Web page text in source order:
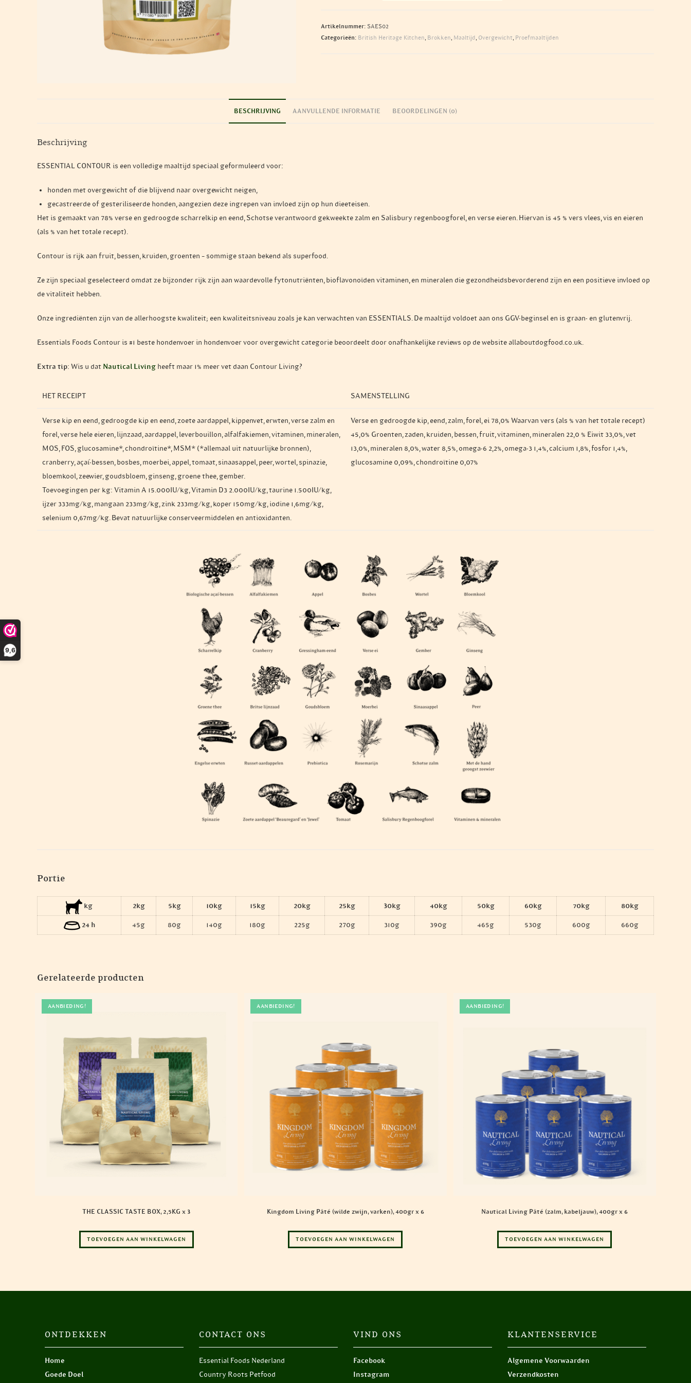
9,6
Artikelnummer: SAES02
Categorieën: British Heritage Kitchen, Brokken, Maaltijd, Overgewicht, Proefmaaltijden
BESCHRIJVING AANVULLENDE INFORMATIE BEOORDELINGEN (0)
Beschrijving
ESSENTIAL CONTOUR is een volledige maaltijd speciaal geformuleerd voor:
honden met overgewicht of die blijvend naar overgewicht neigen,
gecastreerde of gesteriliseerde honden, aangezien deze ingrepen van invloed zijn op hun dieeteisen.
Het is gemaakt van 78% verse en gedroogde scharrelkip en eend, Schotse verantwoord gekweekte zalm en Salisbury regenboogforel, en verse eieren. Hiervan is 45 % vers vlees, vis en eieren
(als % van het totale recept).
Contour is rijk aan fruit, bessen, kruiden, groenten – sommige staan bekend als superfood.
Ze zijn speciaal geselecteerd omdat ze bijzonder rijk zijn aan waardevolle fytonutriënten, bioflavonoïden vitaminen, en mineralen die gezondheidsbevorderend zijn en een positieve invloed op
de vitaliteit hebben.
Onze ingrediënten zijn van de allerhoogste kwaliteit; een kwaliteitsniveau zoals je kan verwachten van ESSENTIALS. De maaltijd voldoet aan ons GGV-beginsel en is graan- en glutenvrij.
Essentials Foods Contour is #1 beste hondenvoer in hondenvoer voor overgewicht categorie beoordeelt door onafhankelijke reviews op de website allaboutdogfood.co.uk.
Extra tip: Wis u dat Nautical Living heeft maar 1% meer vet daan Contour Living?
HET RECEIPT SAMENSTELLING
Verse kip en eend, gedroogde kip en eend, zoete aardappel, kippenvet, erwten, verse zalm en
forel, verse hele eieren, lijnzaad, aardappel, leverbouillon, alfalfakiemen, vitaminen, mineralen,
MOS, FOS, glucosamine*, chondroïtine*, MSM* (*allemaal uit natuurlijke bronnen),
cranberry, açaí-bessen, bosbes, moerbei, appel, tomaat, sinaasappel, peer, wortel, spinazie,
bloemkool, zeewier, goudsbloem, ginseng, groene thee, gember.
Toevoegingen per kg: Vitamin A 15.000IU/kg, Vitamin D3 2.000IU/kg, taurine 1.500IU/kg,
ijzer 333mg/kg, mangaan 233mg/kg, zink 233mg/kg, koper 150mg/kg, iodine 1,6mg/kg,
selenium 0,67mg/kg. Bevat natuurlijke conserveermiddelen en antioxidanten.
Verse en gedroogde kip, eend, zalm, forel, ei 78,0% Waarvan vers (als % van het totale recept)
45,0% Groenten, zaden, kruiden, bessen, fruit, vitaminen, mineralen 22,0 % Eiwit 33,0%, vet
13,0%, mineralen 8,0%, water 8,5%, omega-6 2,2%, omega-3 1,4%, calcium 1,8%, fosfor 1,4%,
glucosamine 0,09%, chondroïtine 0,07%
Portie
kg 2kg 5kg 10kg 15kg 20kg 25kg 30kg 40kg 50kg 60kg 70kg 80kg
24 h 45g 80g 140g 180g 225g 270g 310g 390g 465g 530g 600g 660g
Gerelateerde producten
AANBIEDING!
THE CLASSIC TASTE BOX, 2,5KG x 3
TOEVOEGEN AAN WINKELWAGEN
AANBIEDING!
Kingdom Living Pâté (wilde zwijn, varken), 400gr x 6
TOEVOEGEN AAN WINKELWAGEN
AANBIEDING!
Nautical Living Pâté (zalm, kabeljauw), 400gr x 6
TOEVOEGEN AAN WINKELWAGEN
ONTDEKKEN
Home
Goede Doel
CONTACT ONS
Essential Foods Nederland
Country Roots Petfood
VIND ONS
Facebook
Instagram
KLANTENSERVICE
Algemene Voorwaarden
Verzendkosten